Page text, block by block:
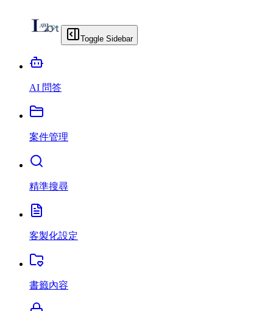
Toggle Sidebar
AI 問答
案件管理
精準搜尋
客製化設定
書籤內容